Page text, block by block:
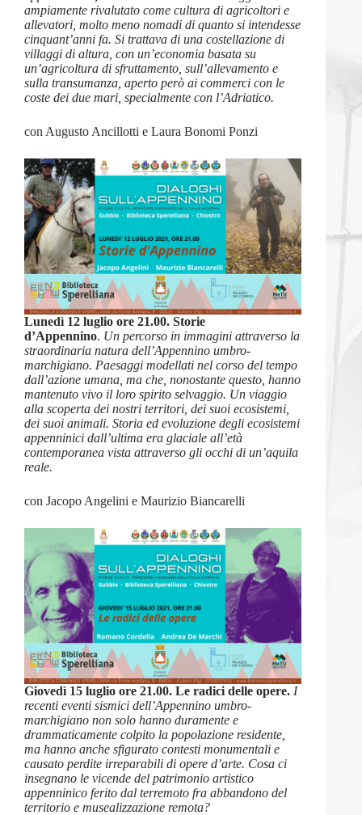
ampiamente rivalutato come cultura di agricoltori e
allevatori, molto meno nomadi di quanto si intendesse
cinquant’anni fa. Si trattava di una costellazione di
villaggi di altura, con un’economia basata su
un’agricoltura di sfruttamento, sull’allevamento e
sulla transumanza, aperto però ai commerci con le
coste dei due mari, specialmente con l’Adriatico.
con Augusto Ancillotti e Laura Bonomi Ponzi
Lunedì 12 luglio ore 21.00. Storie
d’Appennino. Un percorso in immagini attraverso la
straordinaria natura dell’Appennino umbro-
marchigiano. Paesaggi modellati nel corso del tempo
dall’azione umana, ma che, nonostante questo, hanno
mantenuto vivo il loro spirito selvaggio. Un viaggio
alla scoperta dei nostri territori, dei suoi ecosistemi,
dei suoi animali. Storia ed evoluzione degli ecosistemi
appenninici dall’ultima era glaciale all’età
contemporanea vista attraverso gli occhi di un’aquila
reale.
con Jacopo Angelini e Maurizio Biancarelli
Giovedì 15 luglio ore 21.00. Le radici delle opere. I
recenti eventi sismici dell’Appennino umbro-
marchigiano non solo hanno duramente e
drammaticamente colpito la popolazione residente,
ma hanno anche sfigurato contesti monumentali e
causato perdite irreparabili di opere d’arte. Cosa ci
insegnano le vicende del patrimonio artistico
appenninico ferito dal terremoto fra abbandono del
territorio e musealizzazione remota?